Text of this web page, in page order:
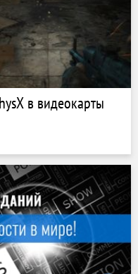
в видеокарты